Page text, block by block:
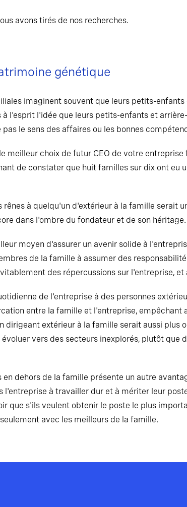
avons tirés de nos recherches.
génétique
imaginent souvent que leurs petits-
à l'esprit l'idée que leurs petits-enfants et
le sens des affaires ou les bonnes
meilleur choix de futur CEO de votre
de constater que huit familles sur dix ont eu
à quelqu'un d'extérieur à la famille serait
dans l'ombre du fondateur et de son héritage.
moyen d'assurer un avenir solide à
de la famille à assumer des
des répercussions sur l'entreprise,
de l'entreprise à des personnes
entre la famille et l'entreprise,
dirigeant extérieur à la famille serait aussi plus
vers des secteurs inexplorés, plutôt que
dehors de la famille présente un autre
l'entreprise à travailler dur et à mériter leur
que s'ils veulent obtenir le poste le plus
avec les meilleurs de la famille.